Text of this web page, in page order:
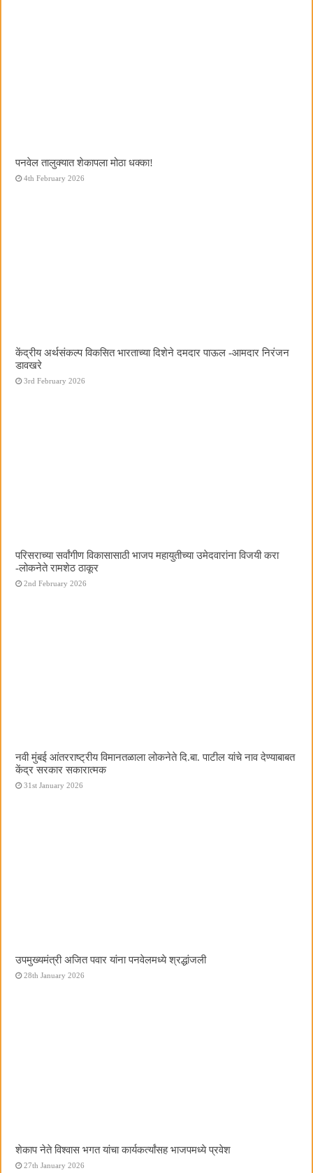
पनवेल तालुक्यात शेकापला मोठा धक्का!
4th February 2026
केंद्रीय अर्थसंकल्प विकसित भारताच्या दिशेने दमदार पाऊल -आमदार निरंजन
डावखरे
3rd February 2026
परिसराच्या सर्वांगीण विकासासाठी भाजप महायुतीच्या उमेदवारांना विजयी करा
-लोकनेते रामशेठ ठाकूर
2nd February 2026
नवी मुंबई आंतरराष्ट्रीय विमानतळाला लोकनेते दि.बा. पाटील यांचे नाव देण्याबाबत
केंद्र सरकार सकारात्मक
31st January 2026
उपमुख्यमंत्री अजित पवार यांना पनवेलमध्ये श्रद्धांजली
28th January 2026
शेकाप नेते विश्वास भगत यांचा कार्यकर्त्यांसह भाजपमध्ये प्रवेश
27th January 2026